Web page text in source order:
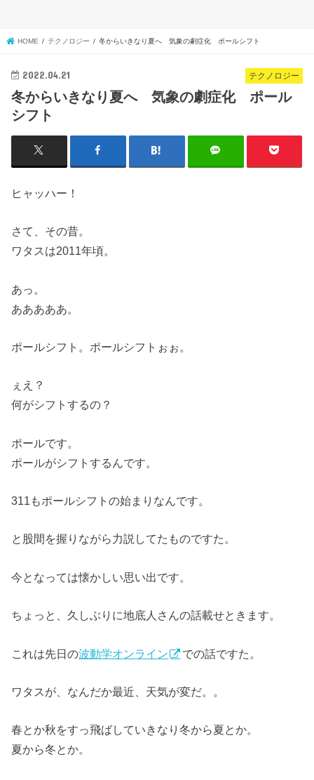
HOME テクノロジー 冬からいきなり夏へ 気象の劇症化 ポールシフト
テクノロジー
2022.04.21
冬からいきなり夏へ 気象の劇症化 ポール
シフト
ヒャッハー！
さて、その昔。
ワタスは2011年頃。
あっ。
あああああ。
ポールシフト。ポールシフトぉぉ。
ぇえ？
何がシフトするの？
ポールです。
ポールがシフトするんです。
311もポールシフトの始まりなんです。
と股間を握りながら力説してたものですた。
今となっては懐かしい思い出です。
ちょっと、久しぶりに地底人さんの話載せときます。
これは先日の波動学オンライン での話ですた。
ワタスが、なんだか最近、天気が変だ。。
春とか秋をすっ飛ばしていきなり冬から夏とか。
夏から冬とか。